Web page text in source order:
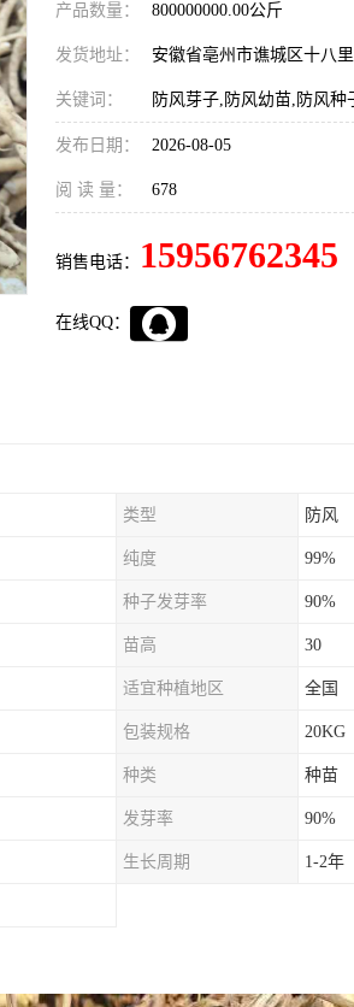
产品数量： 800000000.00公斤
发货地址： 安徽省亳州市谯城区十八
关键词： 防风芽子,防风幼苗,防风种
发布日期： 2026-08-05
阅 读 量： 678
销售电话： 15956762345
在线QQ：
类型 防风
纯度 99%
种子发芽率 90%
苗高 30
适宜种植地区 全国
包装规格 20KG
种类 种苗
发芽率 90%
生长周期 1-2年